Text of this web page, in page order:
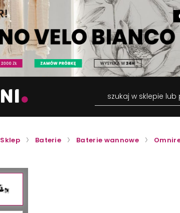
szukaj w sklepie lub
Sklep Baterie Baterie wannowe